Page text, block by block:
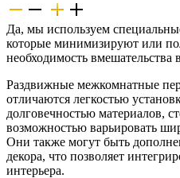
Да, мы используем
которые минимизируют или
необходимость
Раздвижные межкомнатные
отличаются легкостью
долговечностью материалов,
возможностью варьировать
Они также могут быть
декора, что позволяет
интерьера.